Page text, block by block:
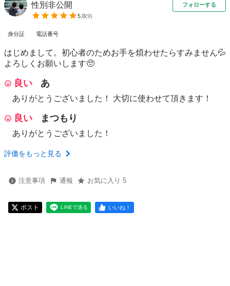
性別非公開
5.0(9)
フォローする
身分証 電話番号
はじめまして。初心者のためお手を煩わせたらすみません💦
よろしくお願いします🥺
良い あ
ありがとうございました！ 大切に使わせて頂きます！
良い まつもり
ありがとうございました！
評価をもっと見る
注意事項 通報 お気に入り 5
ポスト LINEで送る いいね！